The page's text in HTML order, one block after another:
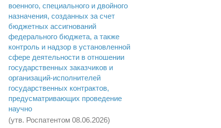
военного, специального и двойного
назначения, созданных за счет
бюджетных ассигнований
федерального бюджета, а также
контроль и надзор в установленной
сфере деятельности в отношении
государственных заказчиков и
организаций-исполнителей
государственных контрактов,
предусматривающих проведение
научно
(утв. Роспатентом 08.06.2026)